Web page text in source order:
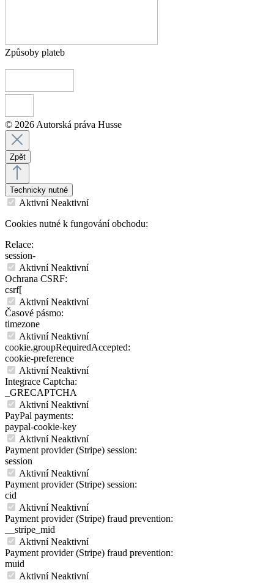
Způsoby plateb
© 2026 Autorská práva Husse
Zpět
Technicky nutné
Aktivní Neaktivní
Cookies nutné k fungování obchodu:
Relace:
session-
Aktivní Neaktivní
Ochrana CSRF:
csrf[
Aktivní Neaktivní
Časové pásmo:
timezone
Aktivní Neaktivní
cookie.groupRequiredAccepted:
cookie-preference
Aktivní Neaktivní
Integrace Captcha:
_GRECAPTCHA
Aktivní Neaktivní
PayPal payments:
paypal-cookie-key
Aktivní Neaktivní
Payment provider (Stripe) session:
session
Aktivní Neaktivní
Payment provider (Stripe) session:
cid
Aktivní Neaktivní
Payment provider (Stripe) fraud prevention:
__stripe_mid
Aktivní Neaktivní
Payment provider (Stripe) fraud prevention:
muid
Aktivní Neaktivní